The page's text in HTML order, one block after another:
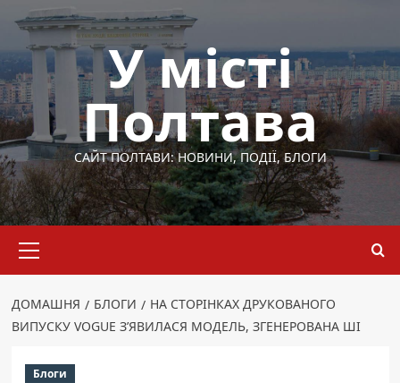
Перейти
вмісту
У місті
Полтава
САЙТ ПОЛТАВИ: НОВИНИ, ПОДІЇ, БЛОГИ
меню
ДОМАШНЯ БЛОГИ
НА СТОРІНКАХ ДРУКОВАНОГО
ВИПУСКУ VOGUE З’ЯВИЛАСЯ МОДЕЛЬ, ЗГЕНЕРОВАНА ШІ
Блоги